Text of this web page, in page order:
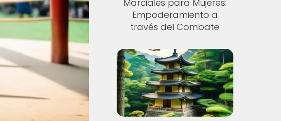
Marciales para Mujeres:
Empoderamiento a
través del Combate